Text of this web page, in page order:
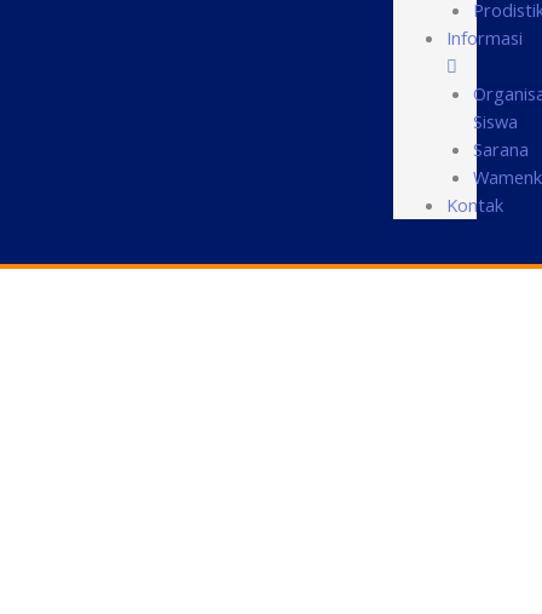
Informasi
Siswa
Sarana
Kontak